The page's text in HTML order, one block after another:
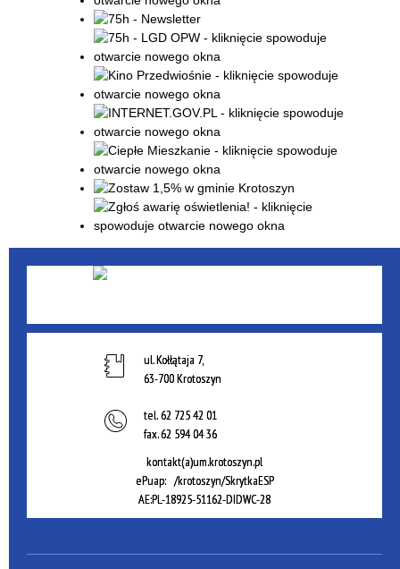
ul. Kołłątaja 7,
63-700 Krotoszyn
tel.62 725 42 01
fax.62 594 04 36
kontakt(a)um.krotoszyn.pl
ePuap: /krotoszyn/SkrytkaESP
AE:PL-18925-51162-DIDWC-28